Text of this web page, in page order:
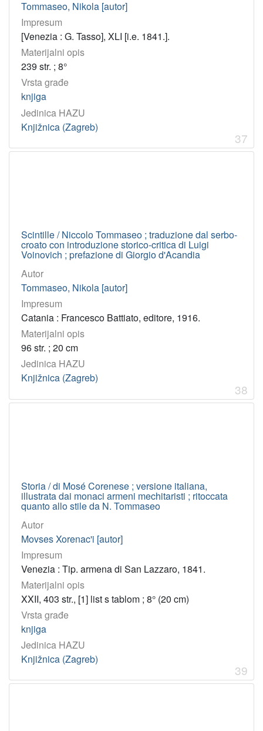
Tommaseo, Nikola [autor]
Impresum
[Venezia : G. Tasso], XLI [i.e. 1841.].
Materijalni opis
239 str. ; 8°
Vrsta građe
knjiga
Jedinica HAZU
Knjižnica (Zagreb)
37
Scintille / Niccolo Tommaseo ; traduzione dal serbo-
croato con introduzione storico-critica di Luigi
Voinovich ; prefazione di Giorgio d'Acandia
Autor
Tommaseo, Nikola [autor]
Impresum
Catania : Francesco Battiato, editore, 1916.
Materijalni opis
96 str. ; 20 cm
Jedinica HAZU
Knjižnica (Zagreb)
38
Storia / di Mosé Corenese ; versione italiana,
illustrata dai monaci armeni mechitaristi ; ritoccata
quanto allo stile da N. Tommaseo
Autor
Movses Xorenac'i [autor]
Impresum
Venezia : Tip. armena di San Lazzaro, 1841.
Materijalni opis
XXII, 403 str., [1] list s tablom ; 8° (20 cm)
Vrsta građe
knjiga
Jedinica HAZU
Knjižnica (Zagreb)
39